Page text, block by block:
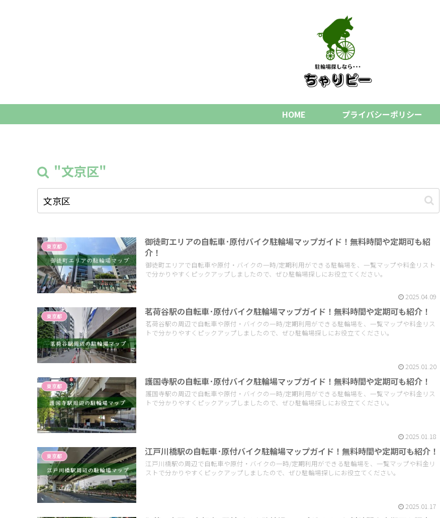
HOME プライバシーポリシー
"文京区"
東京都
御徒町エリアの自転車･原付バイク駐輪場マップガイド！無料時間や定期可も紹
介！
御徒町エリアで自転車や原付・バイクの一時/定期利用ができる駐輪場を、一覧マップや料金リスト
で分かりやすくピックアップしましたので、ぜひ駐輪場探しにお役立てください。
2025.04.09
東京都 茗荷谷駅の自転車･原付バイク駐輪場マップガイド！無料時間や定期可も紹介！
茗荷谷駅の周辺で自転車や原付・バイクの一時/定期利用ができる駐輪場を、一覧マップや料金リス
トで分かりやすくピックアップしましたので、ぜひ駐輪場探しにお役立てください。
2025.01.20
東京都 護国寺駅の自転車･原付バイク駐輪場マップガイド！無料時間や定期可も紹介！
護国寺駅の周辺で自転車や原付・バイクの一時/定期利用ができる駐輪場を、一覧マップや料金リス
トで分かりやすくピックアップしましたので、ぜひ駐輪場探しにお役立てください。
2025.01.18
東京都 江戸川橋駅の自転車･原付バイク駐輪場マップガイド！無料時間や定期可も紹介！
江戸川橋駅の周辺で自転車や原付・バイクの一時/定期利用ができる駐輪場を、一覧マップや料金リ
ストで分かりやすくピックアップしましたので、ぜひ駐輪場探しにお役立てください。
2025.01.17